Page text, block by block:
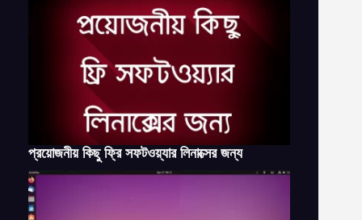
প্রয়োজনীয় কিছু ফ্রি সফটওয়্যার লিনাক্সের জন্য